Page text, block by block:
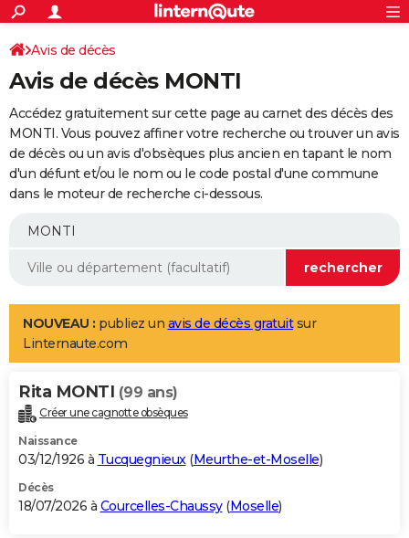
ACTUALITÉS
Politique
Société
Faits Divers
Education
Monde
Villes
+
SPORT
Coupe du monde 2026
Football
Tennis
Cyclisme
Rugby
Forum
Programme TV
TNT
Streaming
Cinéma
Sorties cinéma
Musique
+
FINANCE
Retraite
Impôts
Epargne
Immobilier
Risques naturels par ville
Banque
Assurance
Crédit
AUTO
Essais
Réserver un essai
Citadines
Berlines
SUV
Forum auto
+
Mobiles
Meilleur smartphone
Internet
Ordinateurs
Jeux vidéo
Guide high-tech
Aménagement intérieur
LIFESTYLE
Art de vivre
Bien-être
Loisirs
Mode
Modes de vie
Alimentation
Guide de la santé
Maladies
Médicaments
Sommeil
VOYAGE
Destinations
City break
Voyage nature
Voyage de noces
Forum
Climat
+PHOTO
GUIDES D'ACHAT
BONS PLANS
Avis de décès
Avis de décès MONTI
Accédez gratuitement sur cette page au carnet des décès des
MONTI. Vous pouvez affiner votre recherche ou trouver un avis
de décès ou un avis d'obsèques plus ancien en tapant le nom
d'un défunt et/ou le nom ou le code postal d'une commune
dans le moteur de recherche ci-dessous.
NOUVEAU : publiez un avis de décès gratuitsur
Linternaute.com
Rita MONTI (99 ans)
Créer une cagnotte obsèques
Naissance
03/12/1926 à Tucquegnieux(Meurthe-et-Moselle)
Décès
18/07/2026 à Courcelles-Chaussy(Moselle)